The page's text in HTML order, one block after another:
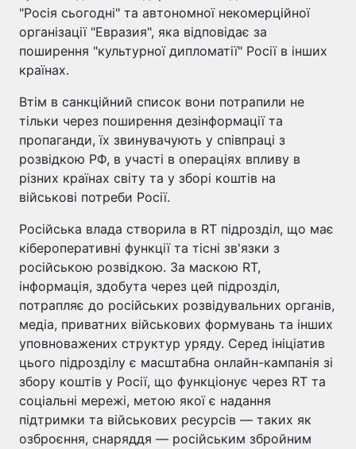
"Росія сьогодні" та автономної некомерційної
організації "Евразия", яка відповідає за
поширення "культурної дипломатії" Росії в інших
країнах.
Втім в санкційний список вони потрапили не
тільки через поширення дезінформації та
пропаганди, їх звинувачують у співпраці з
розвідкою РФ, в участі в операціях впливу в
різних країнах світу та у зборі коштів на
військові потреби Росії.
Російська влада створила в RT підрозділ, що має
кібероперативні функції та тісні зв'язки з
російською розвідкою. За маскою RT,
інформація, здобута через цей підрозділ,
потрапляє до російських розвідувальних органів,
медіа, приватних військових формувань та інших
уповноважених структур уряду. Серед ініціатив
цього підрозділу є масштабна онлайн-кампанія зі
збору коштів у Росії, що функціонує через RT та
соціальні мережі, метою якої є надання
підтримки та військових ресурсів — таких як
озброєння, снаряддя — російським збройним